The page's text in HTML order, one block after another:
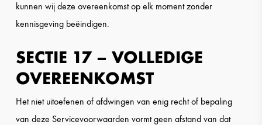
kunnen wij deze overeenkomst op elk moment zonder
kennisgeving beëindigen.
SECTIE 17 – VOLLEDIGE
OVEREENKOMST
Het niet uitoefenen of afdwingen van enig recht of bepaling
van deze Servicevoorwaarden vormt geen afstand van dat